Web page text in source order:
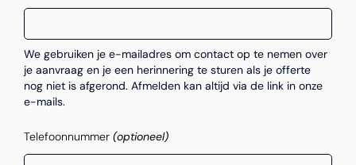
We gebruiken je e-mailadres om contact op te nemen over
je aanvraag en je een herinnering te sturen als je offerte
nog niet is afgerond. Afmelden kan altijd via de link in onze
e-mails.
Telefoonnummer (optioneel)